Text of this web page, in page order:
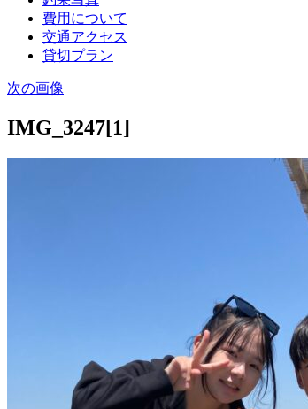
費用について
交通アクセス
貸切プラン
次の画像
IMG_3247[1]